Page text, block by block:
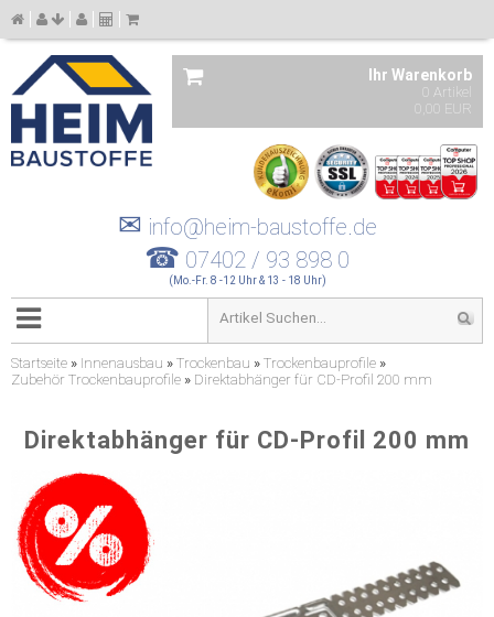
Ihr Warenkorb
0 Artikel
0,00 EUR
✉ info@heim-baustoffe.de
☎ 07402 / 93 898 0
(Mo.-Fr. 8 -12 Uhr & 13 - 18 Uhr)
Startseite » Innenausbau » Trockenbau » Trockenbauprofile »
Zubehör Trockenbauprofile » Direktabhänger für CD-Profil 200 mm
Direktabhänger für CD-Profil 200 mm